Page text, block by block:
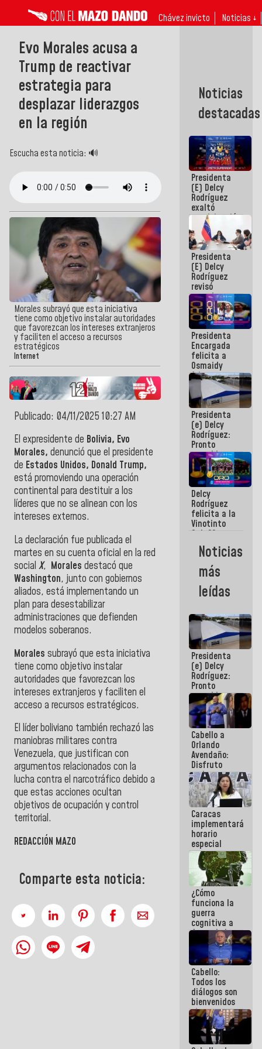
Chávez invicto Noticias ↓
Evo Morales acusa a
Trump de reactivar
estrategia para
desplazar liderazgos
en la región
Escucha esta noticia: 🔊
Morales subrayó que esta iniciativa
tiene como objetivo instalar autoridades
que favorezcan los intereses extranjeros
y faciliten el acceso a recursos
estratégicos
Internet
Publicado: 04/11/2025 10:27 AM
El expresidente de Bolivia, Evo
Morales, denunció que el presidente
de Estados Unidos, Donald Trump,
está promoviendo una operación
continental para destituir a los
líderes que no se alinean con los
intereses externos.
La declaración fue publicada el
martes en su cuenta oficial en la red
social X, Morales destacó que
Washington, junto con gobiernos
aliados, está implementando un
plan para desestabilizar
administraciones que defienden
modelos soberanos.
Morales subrayó que esta iniciativa
tiene como objetivo instalar
autoridades que favorezcan los
intereses extranjeros y faciliten el
acceso a recursos estratégicos.
El líder boliviano también rechazó las
maniobras militares contra
Venezuela, que justifican con
argumentos relacionados con la
lucha contra el narcotráfico debido a
que estas acciones ocultan
objetivos de ocupación y control
territorial.
REDACCIÓN MAZO
Comparte esta noticia:
Noticias
destacadas
Presidenta
(E) Delcy
Rodríguez
exaltó
participación
de
Venezuela
en Juegos
Centroamericanos
y del Caribe
2026
Presidenta
(E) Delcy
Rodríguez
revisó
agenda
económica y
ejecución de
fondos de
emergencia
post-sismos
Presidenta
Encargada
felicita a
Osmaidy
Arias y
Giraly
Marcano por
hacer
historia en
los
Centroamericanos
Presidenta
(e) Delcy
Rodríguez:
Pronto
restableceremos
las
operaciones
en el
Aeropuerto
Internacional
de
Maiquetía
Delcy
Rodríguez
felicita a la
Vinotinto
Sub 20
campeona
frente
México Sub
23 en los
Centroamericanos
Noticias
más
leídas
Presidenta
(e) Delcy
Rodríguez:
Pronto
restableceremos
las
operaciones
en el
Aeropuerto
Internacional
de
Maiquetía
Cabello a
Orlando
Avendaño:
Disfruto
cada vez
que escribes
porque lo
que haces
es
embarrarla
Caracas
implementará
horario
especial
para
adaptarse
al plan de
ahorro
energético
¿Cómo
funciona la
guerra
cognitiva a
favor de la
narrativa
hegemónica?
(1)
Cabello:
Todos los
diálogos son
bienvenidos
siempre que
estén en el
marco de la
Constitución